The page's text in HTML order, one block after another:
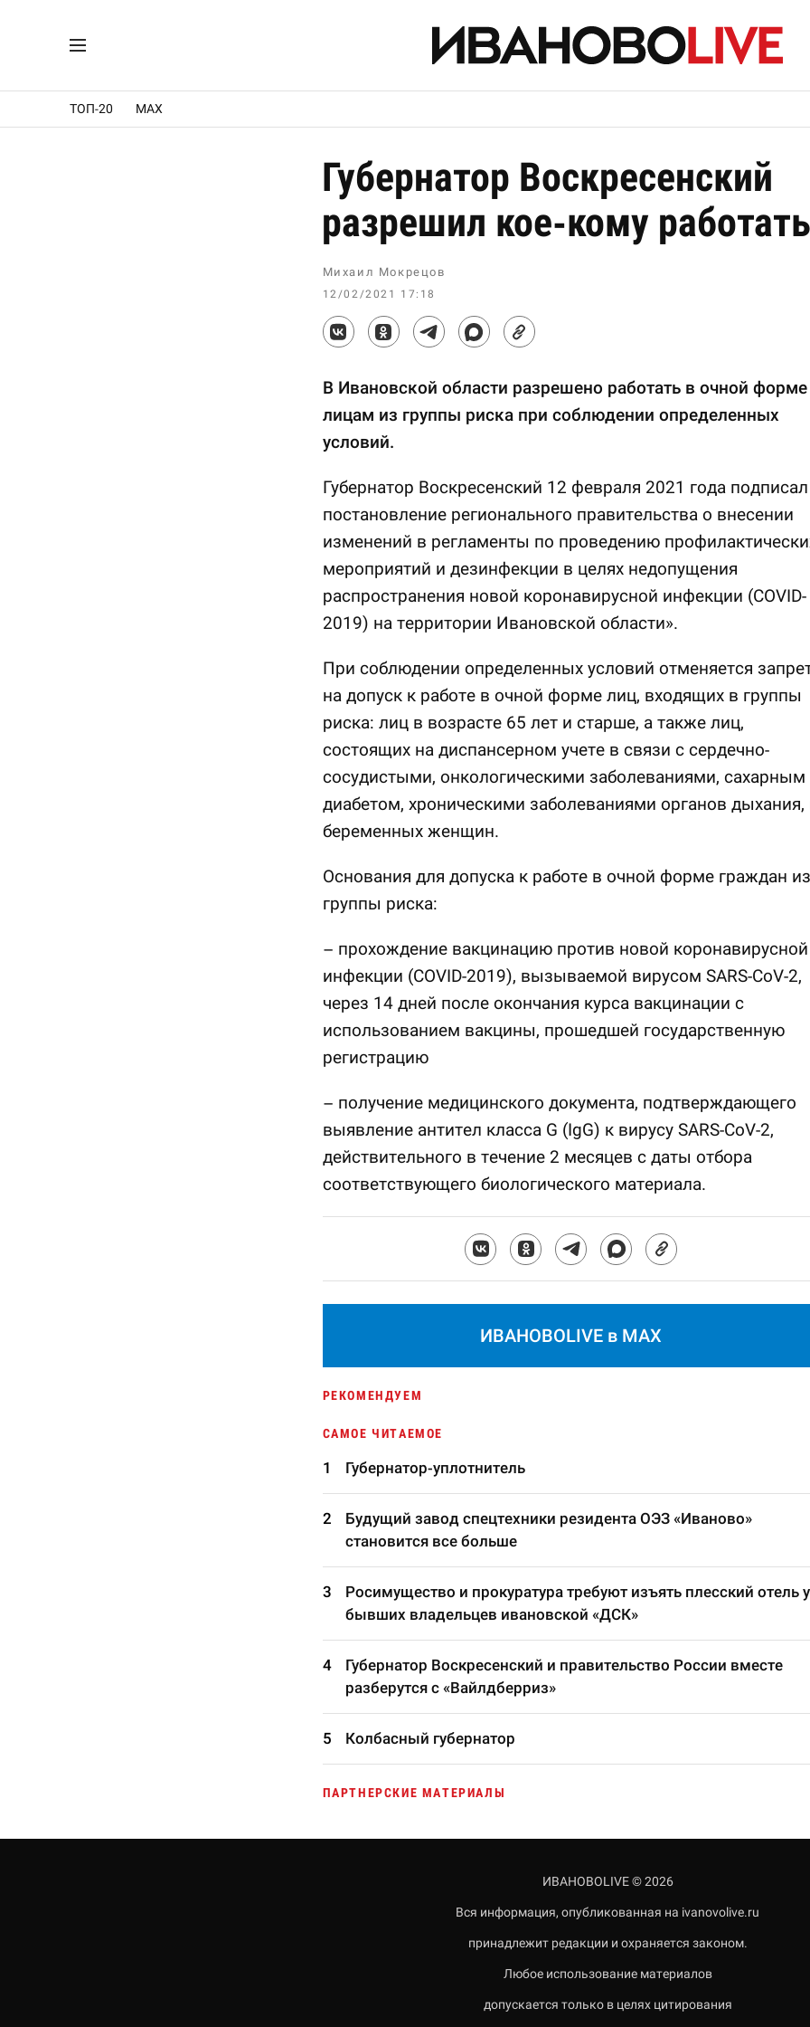
ТОП-20 MAX
Губернатор Воскресенский
разрешил кое-кому работать
Михаил Мокрецов
12/02/2021 17:18
В Ивановской области разрешено работать в очной форме
лицам из группы риска при соблюдении определенных
условий.
Губернатор Воскресенский 12 февраля 2021 года подписал
постановление регионального правительства о внесении
изменений в регламенты по проведению
мероприятий и дезинфекции в целях недопущения
распространения новой коронавирусной инфекции (COVID-
2019) на территории Ивановской области».
При соблюдении определенных условий отменяется
на допуск к работе в очной форме лиц, входящих в группы
риска: лиц в возрасте 65 лет и старше, а также лиц,
состоящих на диспансерном учете в связи с сердечно-
сосудистыми, онкологическими заболеваниями, сахарным
диабетом, хроническими заболеваниями органов дыхания,
беременных женщин.
Основания для допуска к работе в очной форме граждан из
группы риска:
– прохождение вакцинацию против новой коронавирусной
инфекции (COVID-2019), вызываемой вирусом SARS-CoV-2,
через 14 дней после окончания курса вакцинации с
использованием вакцины, прошедшей государственную
регистрацию
– получение медицинского документа, подтверждающего
выявление антител класса G (IgG) к вирусу SARS-CoV-2,
действительного в течение 2 месяцев с даты отбора
соответствующего биологического материала.
ИВАНОВОLIVE в MAX
РЕКОМЕНДУЕМ
САМОЕ ЧИТАЕМОЕ
Губернатор-уплотнитель
Будущий завод спецтехники резидента ОЭЗ «Иваново»
становится все больше
Росимущество и прокуратура требуют изъять плесский отель у
бывших владельцев ивановской «ДСК»
Губернатор Воскресенский и правительство России вместе
разберутся с «Вайлдберриз»
Колбасный губернатор
ПАРТНЕРСКИЕ МАТЕРИАЛЫ
ИВАНОВОLIVE © 2026
Вся информация, опубликованная на ivanovolive.ru
принадлежит редакции и охраняется законом.
Любое использование материалов
допускается только в целях цитирования